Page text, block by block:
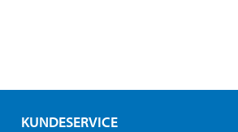
KUNDESERVICE